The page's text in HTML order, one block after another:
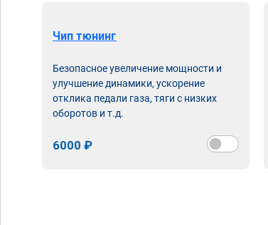
Чип тюнинг
Безопасное увеличение мощности и
улучшение динамики, ускорение
отклика педали газа, тяги с низких
оборотов и т.д.
6000 ₽